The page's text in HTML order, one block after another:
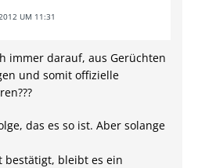
UM 11:31
immer darauf, aus Gerüchten
und somit offizielle
das es so ist. Aber solange
bestätigt, bleibt es ein